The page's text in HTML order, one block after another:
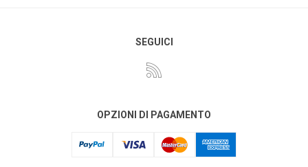
SEGUICI
OPZIONI DI PAGAMENTO